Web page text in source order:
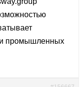
и промышленных